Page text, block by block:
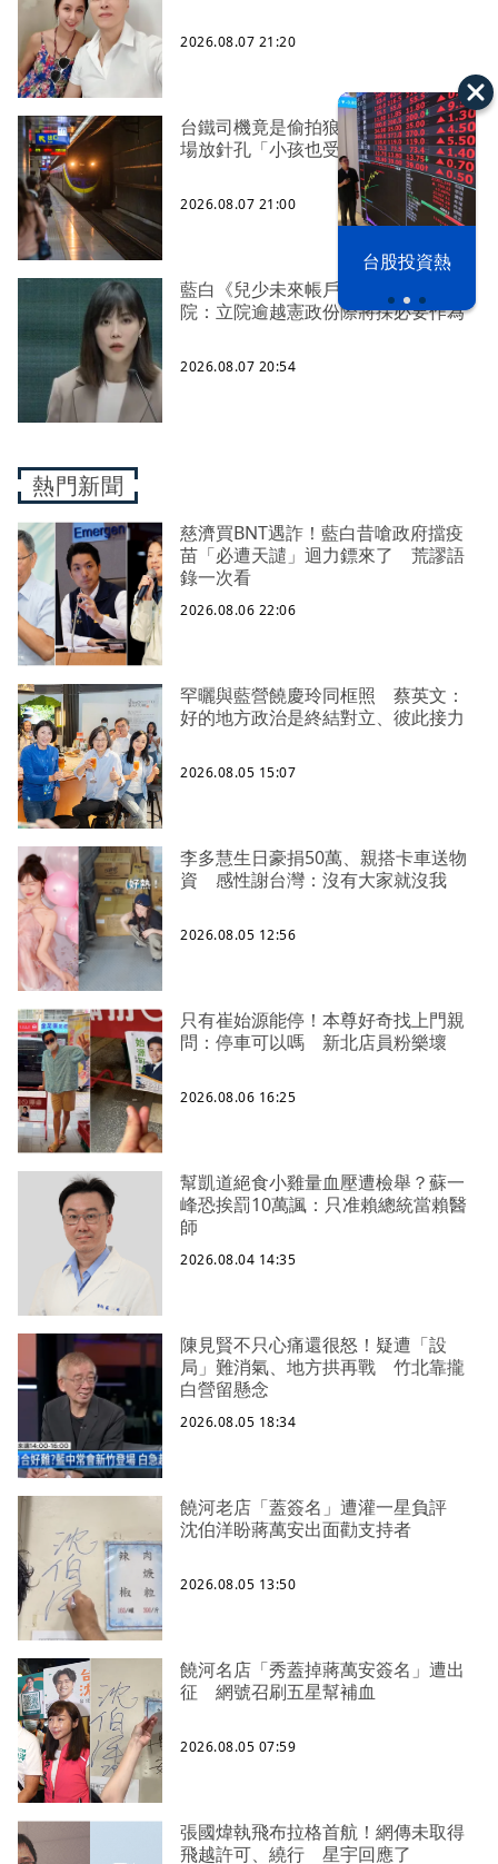
台股投資熱
2026.08.07 21:20
台鐵司機竟是偷拍狼 車站廁所、農
場放針孔「小孩也受害」
2026.08.07 21:00
藍白《兒少未來帳戶》送達 行政
院：立院逾越憲政份際將採必要作為
2026.08.07 20:54
熱門新聞
慈濟買BNT遇詐！藍白昔嗆政府擋疫
苗「必遭天譴」迴力鏢來了 荒謬語
錄一次看
2026.08.06 22:06
罕曬與藍營饒慶玲同框照 蔡英文：
好的地方政治是終結對立、彼此接力
2026.08.05 15:07
李多慧生日豪捐50萬、親搭卡車送物
資 感性謝台灣：沒有大家就沒我
2026.08.05 12:56
只有崔始源能停！本尊好奇找上門親
問：停車可以嗎 新北店員粉樂壞
2026.08.06 16:25
幫凱道絕食小雞量血壓遭檢舉？蘇一
峰恐挨罰10萬諷：只准賴總統當賴醫
師
2026.08.04 14:35
陳見賢不只心痛還很怒！疑遭「設
局」難消氣、地方拱再戰 竹北靠攏
白營留懸念
2026.08.05 18:34
饒河老店「蓋簽名」遭灌一星負評
沈伯洋盼蔣萬安出面勸支持者
2026.08.05 13:50
饒河名店「秀蓋掉蔣萬安簽名」遭出
征 網號召刷五星幫補血
2026.08.05 07:59
張國煒執飛布拉格首航！網傳未取得
飛越許可、繞行 星宇回應了